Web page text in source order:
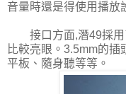
音量時還是得使用播放
接口方面,潛49採用
比較亮眼。3.5mm的插
平板、隨身聽等等。